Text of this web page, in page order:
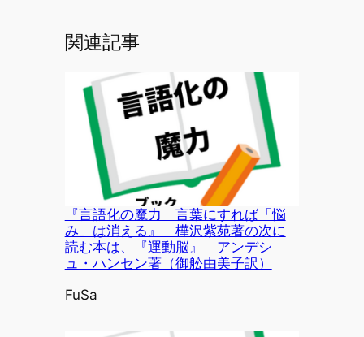
関連記事
『言語化の魔力 言葉にすれば「悩
み」は消える』 樺沢紫苑著の次に
読む本は、『運動脳』 アンデシ
ュ・ハンセン著（御舩由美子訳）
投稿者
FuSa